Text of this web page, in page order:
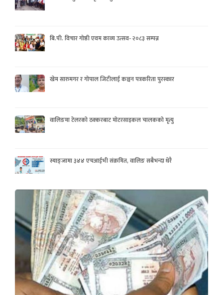
बि.पी. विचार गोष्ठी एवम काव्य उत्सव- २०८३ सम्पन्न
खेम सारुमगर र गोपाल जिटीलाई कञ्चन पत्रकरिता पुरस्कार
वालिङमा टेलरको ठक्करबाट मोटरसाइकल चालकको मृत्यु
स्याङ्जामा ३४४ एचआईभी संक्रमित, वालिङ सबैभन्दा धेरै